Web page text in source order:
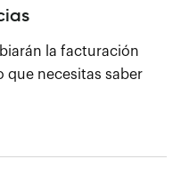
la facturación
que necesitas saber